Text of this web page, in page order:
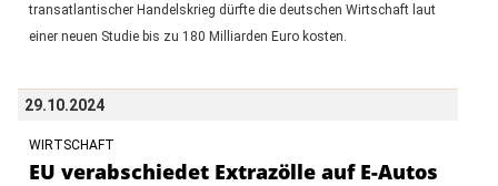
transatlantischer Handelskrieg dürfte die deutschen Wirtschaft laut
einer neuen Studie bis zu 180 Milliarden Euro kosten.
29.10.2024
WIRTSCHAFT
EU verabschiedet Extrazölle auf E-Autos